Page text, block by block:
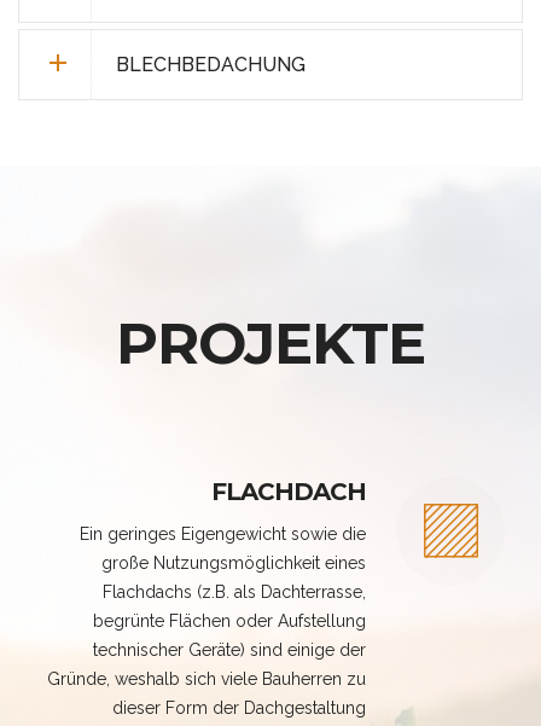
BLECHBEDACHUNG
PROJEKTE
FLACHDACH
Ein geringes Eigengewicht sowie die
große Nutzungsmöglichkeit eines
Flachdachs (z.B. als Dachterrasse,
begrünte Flächen oder Aufstellung
technischer Geräte) sind einige der
Gründe, weshalb sich viele Bauherren zu
dieser Form der Dachgestaltung